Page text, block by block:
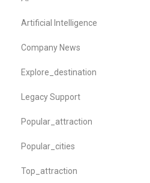
Artificial Intelligence
Company News
Explore_destination
Legacy Support
Popular_attraction
Popular_cities
Top_attraction